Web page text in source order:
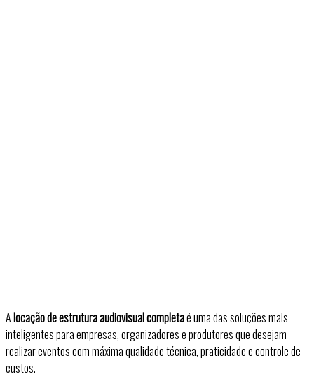
Alocação de estrutura audiovisual completaé uma das soluções mais
inteligentes para empresas, organizadores e produtores que desejam
realizar eventos com máxima qualidade técnica, praticidade e controle de
custos.